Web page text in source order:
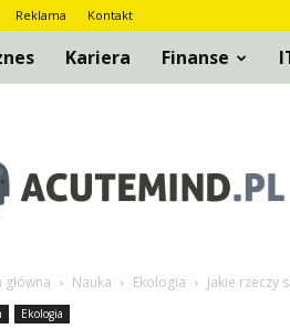
Reklama Kontakt
Kariera Finanse
główna Nauka Ekologia Jakie rzeczy
Ekologia